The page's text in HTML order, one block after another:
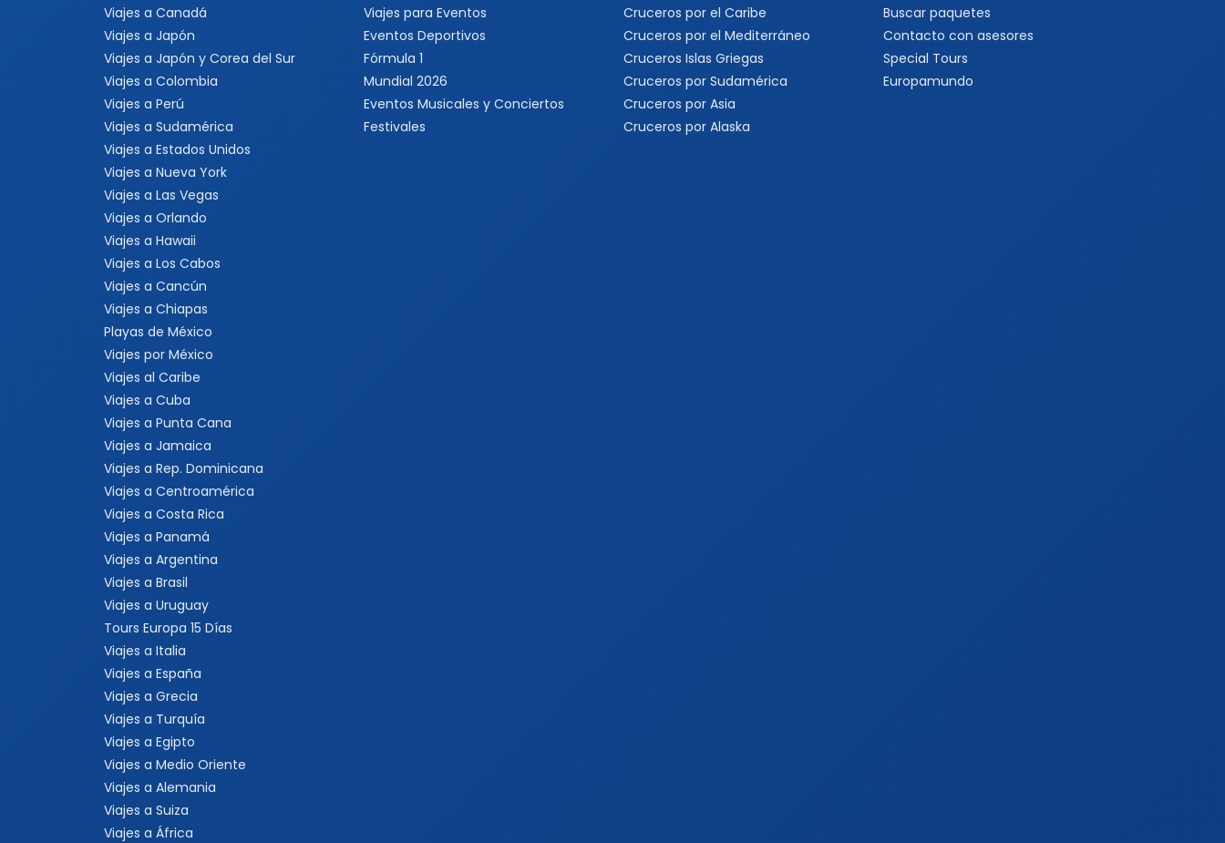
Viajes a Canadá
Viajes a Japón
Viajes a Japón y Corea del Sur
Viajes a Colombia
Viajes a Perú
Viajes a Sudamérica
Viajes a Estados Unidos
Viajes a Nueva York
Viajes a Las Vegas
Viajes a Orlando
Viajes a Hawaii
Viajes a Los Cabos
Viajes a Cancún
Viajes a Chiapas
Playas de México
Viajes por México
Viajes al Caribe
Viajes a Cuba
Viajes a Punta Cana
Viajes a Jamaica
Viajes a Rep. Dominicana
Viajes a Centroamérica
Viajes a Costa Rica
Viajes a Panamá
Viajes a Argentina
Viajes a Brasil
Viajes a Uruguay
Tours Europa 15 Días
Viajes a Italia
Viajes a España
Viajes a Grecia
Viajes a Turquía
Viajes a Egipto
Viajes a Medio Oriente
Viajes a Alemania
Viajes a Suiza
Viajes a África
Viajes para Eventos
Eventos Deportivos
Fórmula 1
Mundial 2026
Eventos Musicales y Conciertos
Festivales
Cruceros por el Caribe
Cruceros por el Mediterráneo
Cruceros Islas Griegas
Cruceros por Sudamérica
Cruceros por Asia
Cruceros por Alaska
Buscar paquetes
Contacto con asesores
Special Tours
Europamundo